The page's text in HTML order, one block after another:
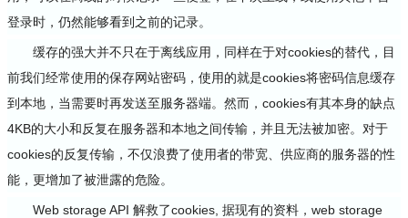
登录时，仍然能够看到之前的记录。
缓存的强大并不只在于离线应用，同样在于对cookies的替代，目
前我们经常使用的保存网站密码，使用的就是cookies将密码信息缓存
到本地，当需要时再发送至服务器端。然而，cookies有其本身的缺点
4KB的大小和反复在服务器和本地之间传输，并且无法被加密。对于
cookies的反复传输，不仅浪费了使用者的带宽、供应商的服务器的性
能，更增加了被泄露的危险。
Web storage API 解救了cookies, 据现有的资料，web storage